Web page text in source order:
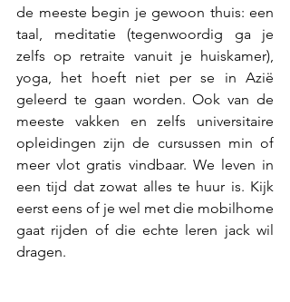
de meeste begin je gewoon thuis: een
taal, meditatie (tegenwoordig ga je
zelfs op retraite vanuit je huiskamer),
yoga, het hoeft niet per se in Azië
geleerd te gaan worden. Ook van de
meeste vakken en zelfs universitaire
opleidingen zijn de cursussen min of
meer vlot gratis vindbaar. We leven in
een tijd dat zowat alles te huur is. Kijk
eerst eens of je wel met die mobilhome
gaat rijden of die echte leren jack wil
dragen.